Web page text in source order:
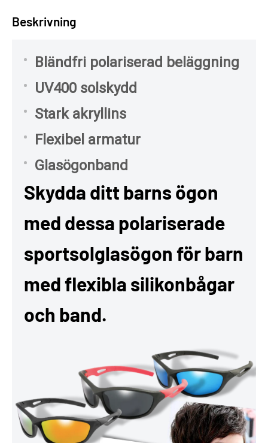
Beskrivning
Bländfri polariserad beläggning
UV400 solskydd
Stark akryllins
Flexibel armatur
Glasögonband
Skydda ditt barns ögon
med dessa polariserade
sportsolglasögon för barn
med flexibla silikonbågar
och band.